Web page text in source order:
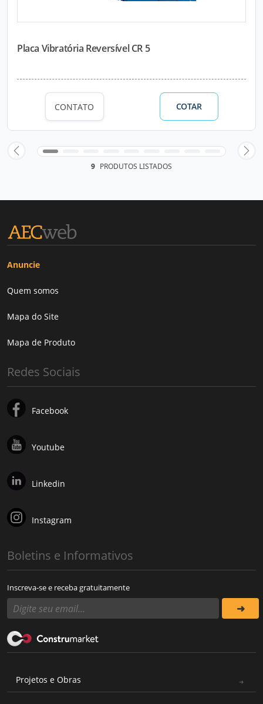
Placa Vibratória Reversível CR 5
CONTATO COTAR
9 PRODUTOS LISTADOS
Anuncie
Quem somos
Mapa do Site
Mapa de Produto
Redes Sociais
Facebook
Youtube
Linkedin
Instagram
Boletins e Informativos
Inscreva-se e receba gratuitamente
Projetos e Obras